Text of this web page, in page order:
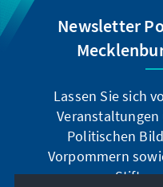
Newsletter
Lassen Sie sich
Politischen
Vorpommern